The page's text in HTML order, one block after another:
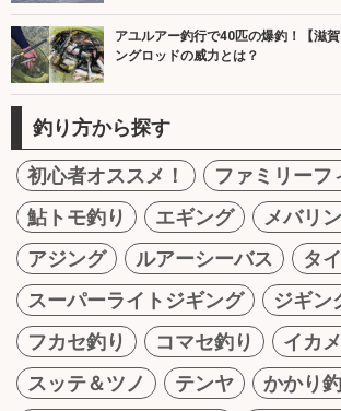
アユルアー釣行で40匹の爆釣！【滋
ングロッドの威力とは？
釣り方から探す
初心者オススメ！
ファミリーフ
鮎トモ釣り
エギング
メバリ
アジング
ルアーシーバス
タ
スーパーライトジギング
ジギン
フカセ釣り
コマセ釣り
イカ
スッテ＆ツノ
テンヤ
かかり